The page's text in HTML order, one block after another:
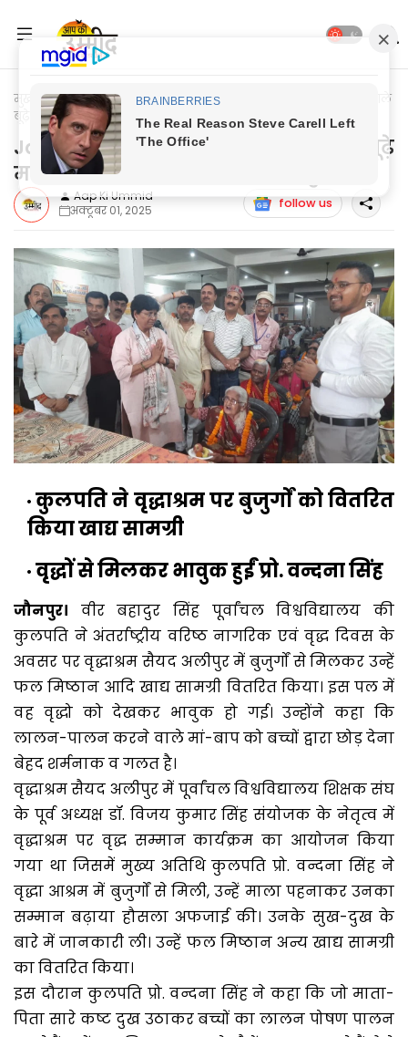
मुख्यपृष्ठ Jaunpur Update
Jaunpur News: पालन पोषण करने वाले
बूढ़े मां-बाप का साथ छोड़ना शर्मनाक: कुलपति
Jaunpur News: पालन पोषण करने वाले बूढ़े
मां-बाप का साथ छोड़ना शर्मनाक: कुलपति
Aap Ki Ummid
अक्टूबर 01, 2025
follow us
कुलपति ने वृद्धाश्रम पर बुजुर्गों को वितरित
किया खाद्य सामग्री
वृद्धों से मिलकर भावुक हुईं प्रो. वन्दना सिंह
जौनपुर। वीर बहादुर सिंह पूर्वांचल विश्वविद्यालय की
कुलपति ने अंतर्राष्ट्रीय वरिष्ठ नागरिक एवं वृद्ध दिवस के
अवसर पर वृद्धाश्रम सैयद अलीपुर में बुजुर्गों से मिलकर उन्हें
फल मिष्ठान आदि खाद्य सामग्री वितरित किया। इस पल में
वह वृद्धो को देखकर भावुक हो गई। उन्होंने कहा कि
लालन-पालन करने वाले मां-बाप को बच्चों द्वारा छोड़ देना
बेहद शर्मनाक व गलत है।
वृद्धाश्रम सैयद अलीपुर में पूर्वांचल विश्वविद्यालय शिक्षक संघ
के पूर्व अध्यक्ष डॉ. विजय कुमार सिंह संयोजक के नेतृत्व में
वृद्धाश्रम पर वृद्ध सम्मान कार्यक्रम का आयोजन किया
गया था जिसमें मुख्य अतिथि कुलपति प्रो. वन्दना सिंह ने
वृद्धा आश्रम में बुजुर्गों से मिली, उन्हें माला पहनाकर उनका
सम्मान बढ़ाया हौसला अफजाई की। उनके सुख-दुख के
बारे में जानकारी ली। उन्हें फल मिष्ठान अन्य खाद्य सामग्री
का वितरित किया।
इस दौरान कुलपति प्रो. वन्दना सिंह ने कहा कि जो माता-
पिता सारे कष्ट दुख उठाकर बच्चों का लालन पोषण पालन